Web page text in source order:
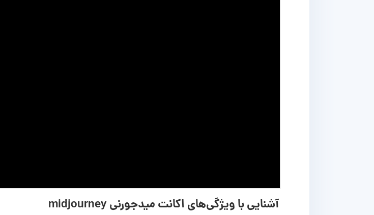
آشنایی با ویژگی‌های اکانت میدجورنی midjourney